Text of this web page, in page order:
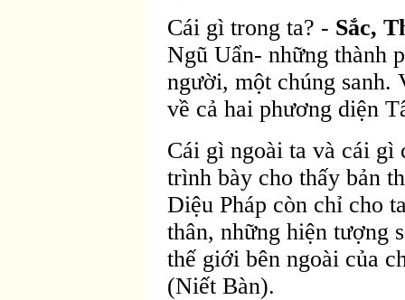
Cái gì trong ta? - Sắc,
Ngũ Uẩn- những thành
người, một chúng sanh.
về cả hai phương diện
Cái gì ngoài ta và cái gì
trình bày cho thấy bản
Diệu Pháp còn chỉ cho
thân, những hiện tượng
thế giới bên ngoài của
(Niết Bàn).